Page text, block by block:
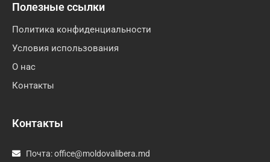
Полезные ссылки
Политика конфиденциальности
Условия использования
О нас
Контакты
Контакты
Почта:office@moldovalibera.md